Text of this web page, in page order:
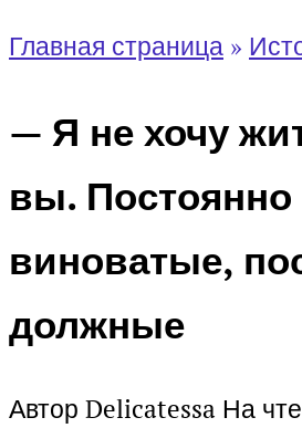
Главная страница »
— Я не хочу
вы. Постоянно
виноватые,
должные
Автор Delicatessa На